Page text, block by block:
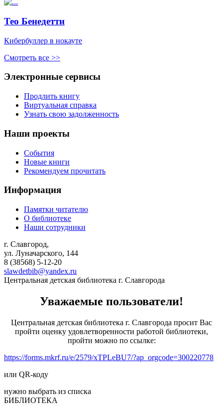
Тео Бенедетти
Кибербуллер в нокауте
Смотреть все >>
Электронные сервисы
Продлить книгу
Виртуальная справка
Узнать свою задолженность
Наши проекты
События
Новые книги
Рекомендуем прочитать
Информация
Памятки читателю
О библиотеке
Наши сотрудники
г. Славгород,
ул. Луначарского, 144
8 (38568) 5-12-20
slawdetbib@yandex.ru
Центральная детская библиотека г. Славгорода
Уважаемые пользователи!
Центральная детская библиотека г. Славгорода просит Вас
пройти оценку удовлетворенности работой библиотеки,
пройти можно по ссылке:
https://forms.mkrf.ru/e/2579/xTPLeBU7/?ap_orgcode=300220778
или QR-коду
нужно выбрать из списка
БИБЛИОТЕКА